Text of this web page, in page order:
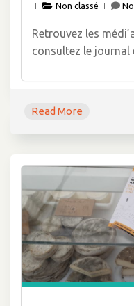
Non classé
Retrouvez les
consultez le journal
Read More